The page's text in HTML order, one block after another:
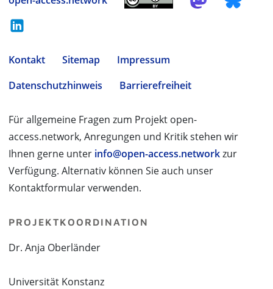
Kontakt Sitemap
Impressum
Datenschutzhinweis
Barrierefreiheit
Für allgemeine Fragen zum Projekt open-
access.network, Anregungen und Kritik stehen wir
Ihnen gerne unter info@open-access.networkzur
Verfügung. Alternativ können Sie auch unser
Kontaktformular verwenden.
PROJEKTKOORDINATION
Dr. Anja Oberländer
Universität Konstanz